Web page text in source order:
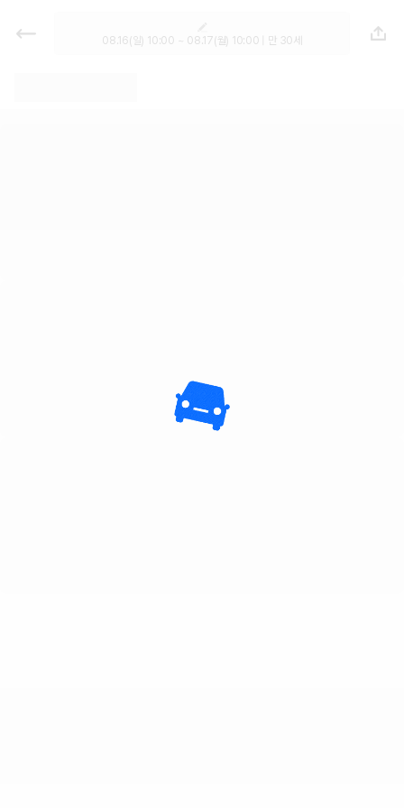
렌트카 - 전북 렌터카 가격비교, 최저
가 보장 1위 카모아
08.16(일) 10:00 ~ 08.17(월) 10:00 | 만 30세